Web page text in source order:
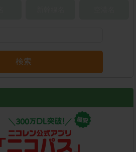
検索